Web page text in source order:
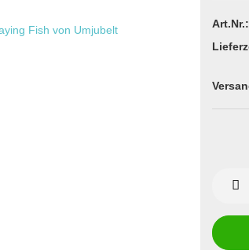
Art.Nr.: